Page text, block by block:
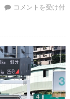
新型コロナウィル
人気！ は
コメントを受け付